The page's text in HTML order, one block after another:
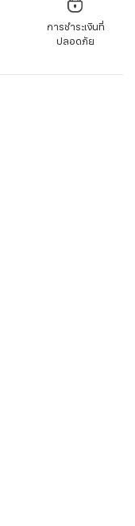
การชำระเงินที่
ปลอดภัย